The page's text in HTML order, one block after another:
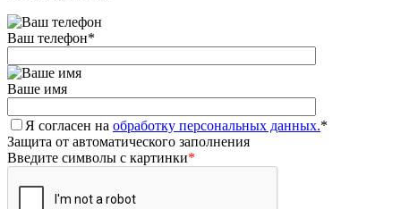
Ваш телефон*
Ваше имя
Я согласен на обработку персональных данных.*
Защита от автоматического заполнения
Введите символы с картинки*